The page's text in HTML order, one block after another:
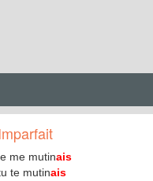
me mutinais
te mutinais